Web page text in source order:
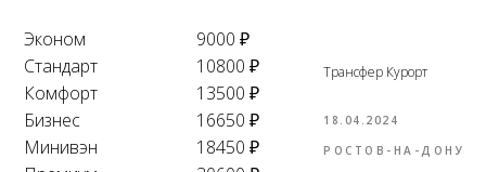
Эконом
9000 ₽
Стандарт
10800 ₽
Комфорт
13500 ₽
Бизнес
16650 ₽
Минивэн
18450 ₽
Трансфер Курорт
18.04.2024
РОСТОВ-НА-ДОНУ